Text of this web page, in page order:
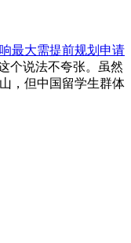
最大需提前规划申请
个说法不夸张。虽然
，但中国留学生群体